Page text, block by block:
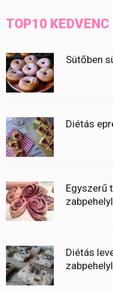
TOP10 KEDVENC
Sütőben
Diétás
Egyszerű
Diétás